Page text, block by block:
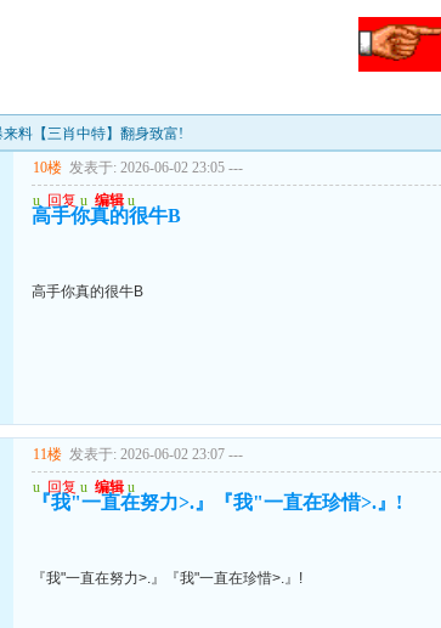
料【三肖中特】翻身致富!
10楼 发表于: 2026-06-02 23:05 ---
u 回复 u 编辑 u
高手你真的很牛B
高手你真的很牛B
11楼 发表于: 2026-06-02 23:07 ---
u 回复 u 编辑 u
『我"一直在努力>.』『我"一直在珍惜>.』!
『我"一直在努力>.』『我"一直在珍惜>.』!